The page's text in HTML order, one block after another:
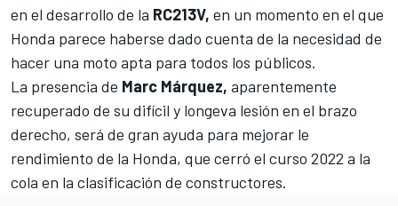
en el desarrollo de la RC213V, en un momento en el que
Honda parece haberse dado cuenta de la necesidad de
hacer una moto apta para todos los públicos.
La presencia de Marc Márquez, aparentemente
recuperado de su difícil y longeva lesión en el brazo
derecho, será de gran ayuda para mejorar le
rendimiento de la Honda, que cerró el curso 2022 a la
cola en la clasificación de constructores.